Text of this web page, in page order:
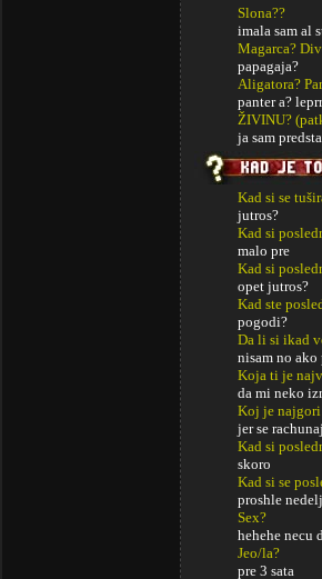
Slona??
imala sam al
Magarca?
papagaja?
Aligatora?
panter a?
ŽIVINU?
ja sam
Kad si se
jutros?
Kad si
malo pre
Kad si
opet jutros?
Kad ste
pogodi?
Da li si ikad
nisam no ako
Koja ti je
da mi neko
Koj je najgori
jer se
Kad si
skoro
Kad si se
proshle
Sex?
hehehe necu
Jeo/la?
pre 3 sata